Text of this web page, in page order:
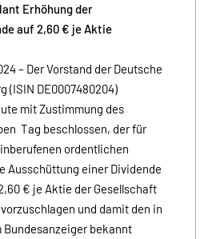
Erhöhung der
auf 2,60 € je Aktie
– Der Vorstand der Deutsche
(ISIN DE0007480204)
mit Zustimmung des
Tag beschlossen, der für
ordentlichen
Ausschüttung einer Dividende
€ je Aktie der Gesellschaft
und damit den in
Bundesanzeiger bekannt